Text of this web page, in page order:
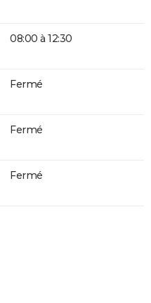
08:00 à 12:30
Fermé
Fermé
Fermé